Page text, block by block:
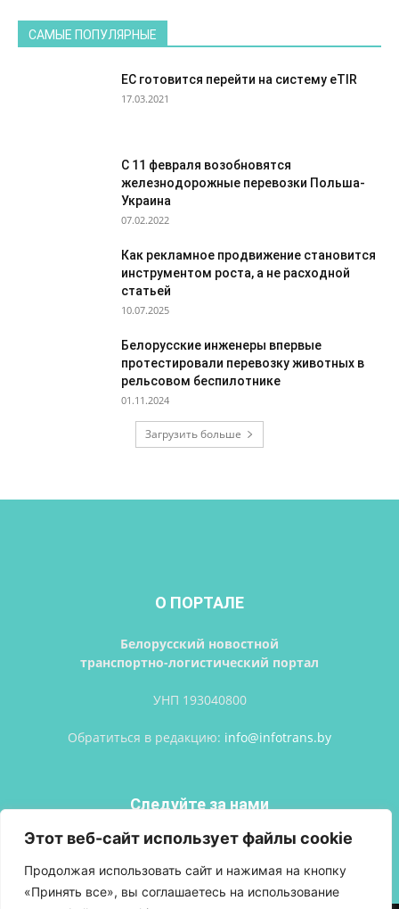
Этот веб-сайт использует файлы cookie
Продолжая использовать сайт и нажимая на кнопку
«Принять все», вы соглашаетесь на использование
САМЫЕ ПОПУЛЯРНЫЕ
ЕС готовится перейти на систему eTIR
17.03.2021
C 11 февраля возобновятся
железнодорожные перевозки Польша-
Украина
07.02.2022
Как рекламное продвижение становится
инструментом роста, а не расходной
статьей
10.07.2025
Белорусские инженеры впервые
протестировали перевозку животных в
рельсовом беспилотнике
01.11.2024
Загрузить больше
О ПОРТАЛЕ
Белорусский новостной
транспортно-логистический портал
УНП 193040800
Обратиться в редакцию: info@infotrans.bу
Следуйте за нами